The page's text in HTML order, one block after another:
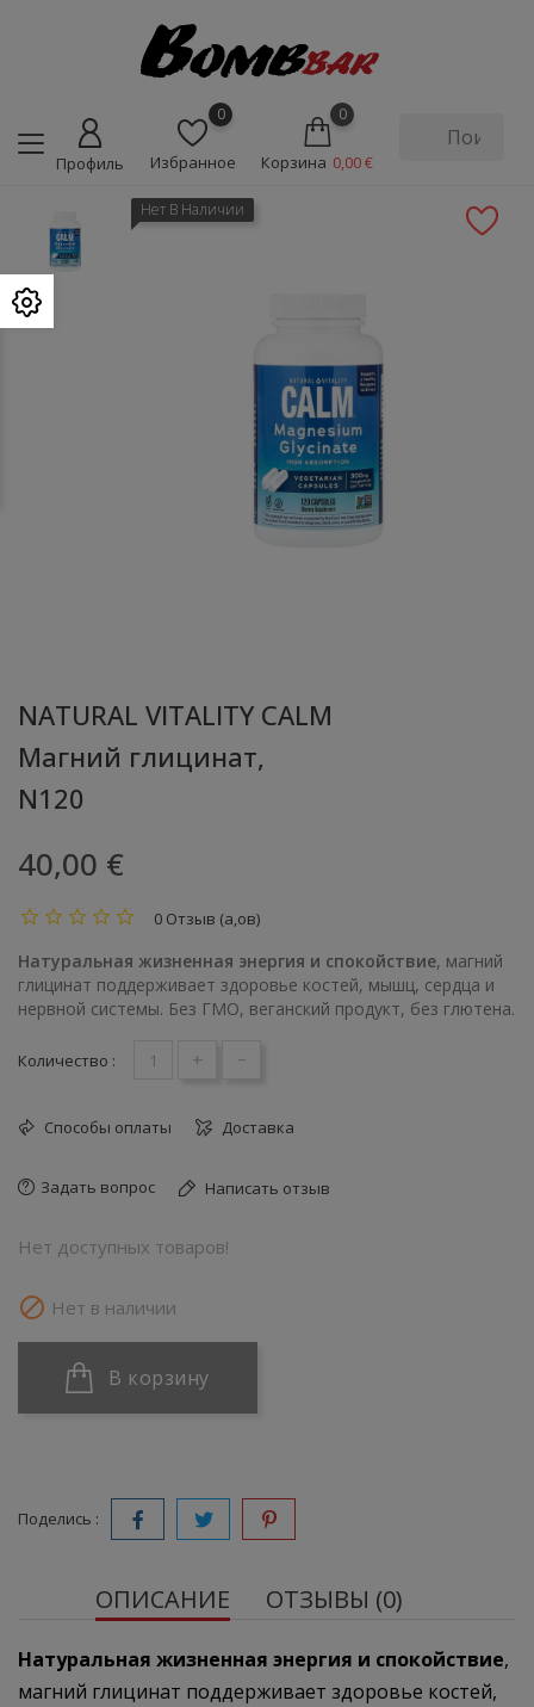
Профиль
0
Избранное
0
Корзина 0,00 €
Нет В Наличии
NATURAL VITALITY CALM
Магний глицинат,
N120
40,00 €
0 Отзыв (а,ов)
Натуральная жизненная энергия и спокойствие, магний
глицинат поддерживает здоровье костей, мышц, сердца и
нервной системы. Без ГМО, веганский продукт, без глютена.
Количество : + -
Способы оплаты Доставка
Задать вопрос Написать отзыв
Нет доступных товаров!
 Нет в наличии
В корзину
Поделись :
ОПИСАНИЕ ОТЗЫВЫ (0)
Натуральная жизненная энергия и спокойствие,
магний глицинат поддерживает здоровье костей,